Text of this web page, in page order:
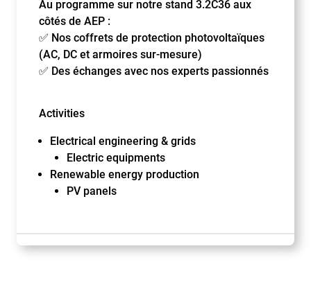
Au programme sur notre stand 3.2C36 aux
côtés de AEP :
✅ Nos coffrets de protection photovoltaïques
(AC, DC et armoires sur-mesure)
✅ Des échanges avec nos experts passionnés
Activities
Electrical engineering & grids
Electric equipments
Renewable energy production
PV panels